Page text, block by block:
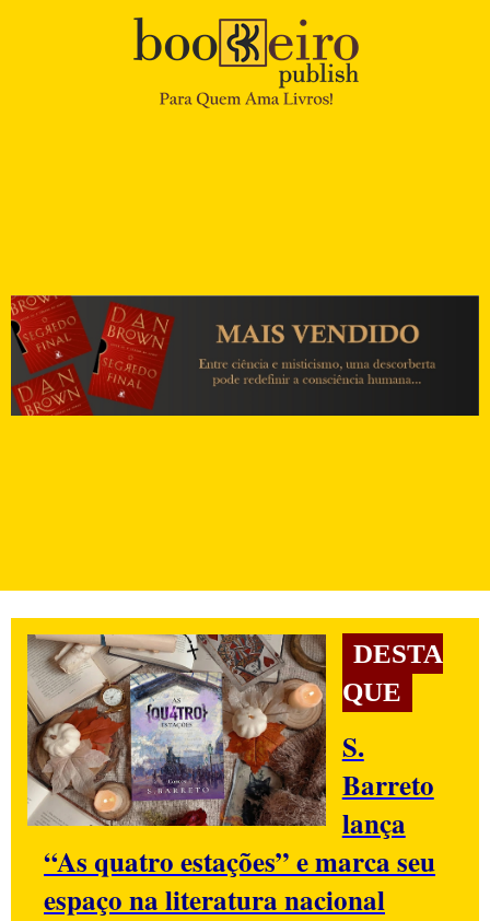
DESTA
QUE
S.
Barreto
lança
“As quatro estações” e marca seu
espaço na literatura nacional